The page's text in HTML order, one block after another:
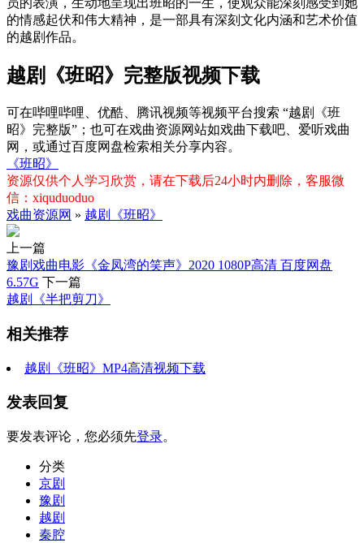
员的表演，生动地呈现出班昭的一生，使观众能深刻感受到她
的情感起伏和伟大精神，是一部具有深刻文化内涵和艺术价值
的越剧作品。
越剧《班昭》完整版视频下载
可在哔哩哔哩、优酷、腾讯视频等视频平台搜索 “越剧《班
昭》完整版”；也可在戏曲资源网站如戏曲下载吧、爱听戏曲
网，或通过百度网盘检索相关分享内容。
《班昭》
资源仅供个人学习欣赏，请在下载后24小时内删除，客服微
信：xiquduoduo
戏曲资源网 » 越剧《班昭》
上一篇
豫剧戏曲电影《金凤湾的笑声》2020 1080P高清 百度网盘
6.57G 下一篇
越剧《半把剪刀》
相关推荐
越剧《班昭》MP4高清视频下载
发表回复
要发表评论，您必须先登录。
分类
京剧
豫剧
越剧
秦腔